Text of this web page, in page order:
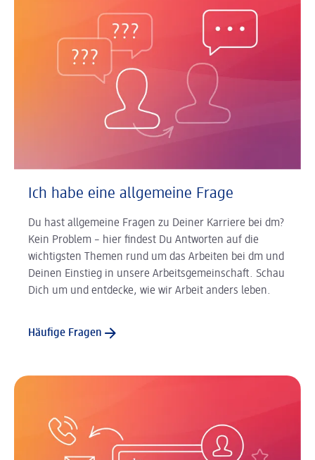
Ich habe eine allgemeine Frage
Du hast allgemeine Fragen zu Deiner Karriere bei dm?
Kein Problem – hier findest Du Antworten auf die
wichtigsten Themen rund um das Arbeiten bei dm und
Deinen Einstieg in unsere Arbeitsgemeinschaft. Schau
Dich um und entdecke, wie wir Arbeit anders leben.
Häufige Fragen